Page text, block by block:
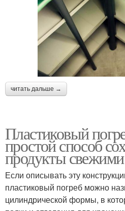
читать дальше →
Пластиковый
простой способ
продукты свежими
Если описывать эту
пластиковый погреб можно
цилиндрической формы, в